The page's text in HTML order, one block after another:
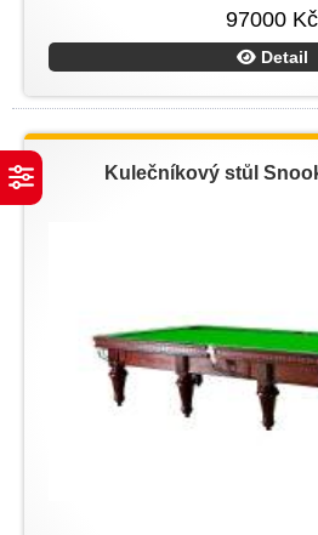
97000 Kč
Detail
Kulečníkový stůl